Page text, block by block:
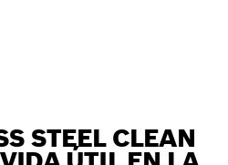
STEEL CLEAN